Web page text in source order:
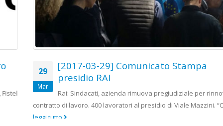
[2017-03-29] Comunicato Stampa
presidio RAI
Rai: Sindacati, azienda rimuova pregiudiziale per rinnovo del
contratto di lavoro. 400 lavoratori al presidio di Viale Mazzini. “Oggi...
leggi tutto